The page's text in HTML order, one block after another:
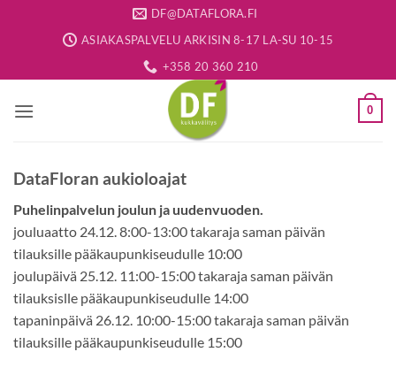
DF@DATAFLORA.FI
ASIAKASPALVELU ARKISIN 8-17 LA-SU 10-15
+358 20 360 210
0
DataFloran aukioloajat
Puhelinpalvelun joulun ja uudenvuoden.
jouluaatto 24.12. 8:00-13:00 takaraja saman päivän
tilauksille pääkaupunkiseudulle 10:00
joulupäivä 25.12. 11:00-15:00 takaraja saman päivän
tilauksislle pääkaupunkiseudulle 14:00
tapaninpäivä 26.12. 10:00-15:00 takaraja saman päivän
tilauksille pääkaupunkiseudulle 15:00